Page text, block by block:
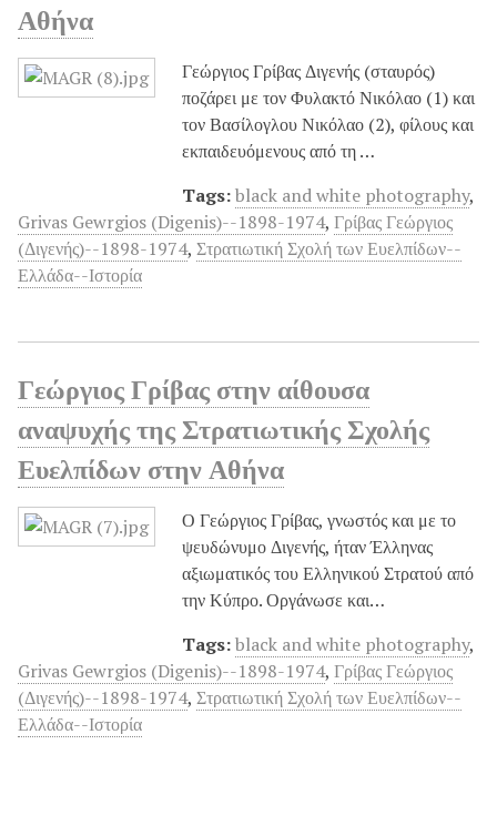
Αθήνα
Γεώργιος Γρίβας Διγενής (σταυρός)
ποζάρει με τον Φυλακτό Νικόλαο (1) και
τον Βασίλογλου Νικόλαο (2), φίλους και
εκπαιδευόμενους από τη …
Tags:black and white photography,
Grivas Gewrgios (Digenis)--1898-1974, Γρίβας Γεώργιος
(Διγενής)--1898-1974, Στρατιωτική Σχολή των Ευελπίδων--
Ελλάδα--Ιστορία
Γεώργιος Γρίβας στην αίθουσα
αναψυχής της Στρατιωτικής Σχολής
Ευελπίδων στην Αθήνα
Ο Γεώργιος Γρίβας, γνωστός και με το
ψευδώνυμο Διγενής, ήταν Έλληνας
αξιωματικός του Ελληνικού Στρατού από
την Κύπρο. Οργάνωσε και…
Tags:black and white photography,
Grivas Gewrgios (Digenis)--1898-1974, Γρίβας Γεώργιος
(Διγενής)--1898-1974, Στρατιωτική Σχολή των Ευελπίδων--
Ελλάδα--Ιστορία